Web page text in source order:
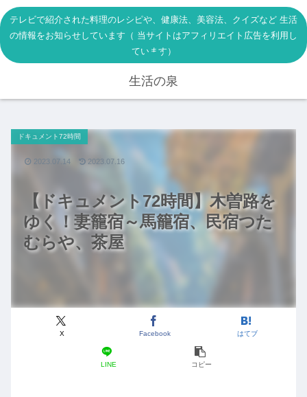
テレビで紹介された料理のレシピや、健康法、美容法、クイズなど 生活
の情報をお知らせしています（ 当サイトはアフィリエイト広告を利用し
ています）
生活の泉
【ドキュメント72時間】木曽路を
ゆく！妻籠宿～馬籠宿、民宿つた
むらや、茶屋
ドキュメント72時間
X Facebook はてブ
LINE コピー
2023.07.14 2023.07.16